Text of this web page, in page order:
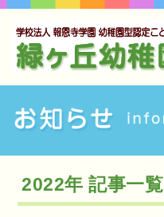
2022年 記事一覧